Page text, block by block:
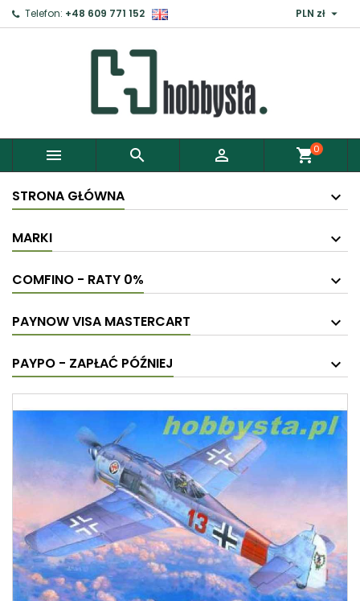
Telefon: +48 609 771 152 PLN zł 
   shopping_cart0
STRONA GŁÓWNA
MARKI
COMFINO - RATY 0%
PAYNOW VISA MASTERCART
PAYPO - ZAPŁAĆ PÓŹNIEJ